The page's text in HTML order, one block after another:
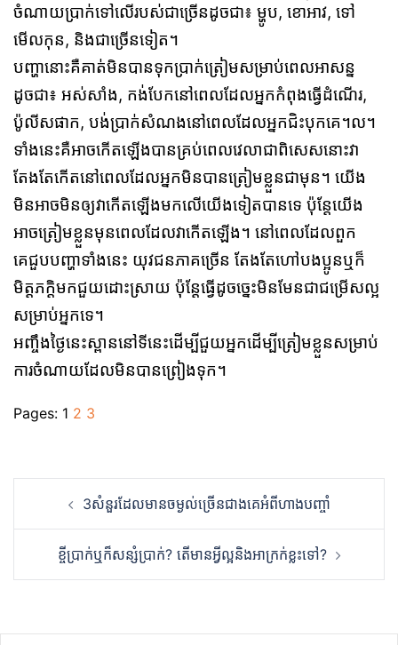
ចំណាយប្រាក់ទៅលើរបស់ជាច្រើនដូចជា៖ ម្ហូប, ខោអាវ, ទៅ
មើលកុន, និងជាច្រើនទៀត។
បញ្ហានោះគឺគាត់មិនបានទុកប្រាក់ត្រៀមសម្រាប់ពេលអាសន្ន
ដូចជា៖ អស់សាំង, កង់បែកនៅពេលដែលអ្នកកំពុងធ្វើដំណើរ,
ប៉ូលីសផាក, បង់ប្រាក់សំណងនៅពេលដែលអ្នកជិះបុកគេ។ល។​
ទាំងនេះគឺអាចកើតឡើងបានគ្រប់ពេលវេលាជាពិសេសនោះវា
តែងតែកើតនៅពេលដែលអ្នកមិនបានត្រៀមខ្លួនជាមុន។​ យើង
មិនអាចមិនឲ្យវាកើតឡើងមកលើយើងទៀតបានទេ​ ប៉ុន្តែយើង
អាចត្រៀមខ្លួនមុនពេលដែលវាកើតឡើង។ នៅពេលដែលពួក
គេជួបបញ្ហាទាំងនេះ យុវជនភាគច្រើន តែងតែហៅបងប្អូនឬក៏
មិត្តភក្ដិមកជួយដោះស្រាយ ប៉ុន្តែធ្វើដូចច្នេះមិនមែនជាជម្រើសល្អ
សម្រាប់អ្នកទេ។
អញ្ចឹងថ្ងៃនេះស្ពាននៅទីនេះដើម្បីជួយអ្នកដើម្បីត្រៀមខ្លួនសម្រាប់
ការចំណាយដែលមិនបានព្រៀងទុក។
Pages: 1 2 3
navigation3សំនួរដែលមានចម្ងល់ច្រើនជាងគេអំពីហាងបញ្ចាំ
ខ្ចីប្រាក់ឬក៏សន្សំប្រាក់? តើមានអ្វីល្អនិងអាក្រក់ខ្លះទៅ?